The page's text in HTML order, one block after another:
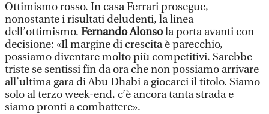
Ottimismo rosso. In casa Ferrari prosegue,
nonostante i risultati deludenti, la linea
dell’ottimismo. Fernando Alonsola porta avanti con
decisione: «Il margine di crescita è parecchio,
possiamo diventare molto più competitivi. Sarebbe
triste se sentissi fin da ora che non possiamo arrivare
all’ultima gara di Abu Dhabi a giocarci il titolo. Siamo
solo al terzo week-end, c’è ancora tanta strada e
siamo pronti a combattere».